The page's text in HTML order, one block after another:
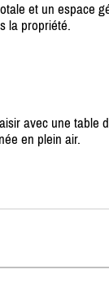
et un espace
la propriété.
avec une table
en plein air.